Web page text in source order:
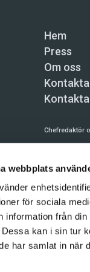
webbplats
för sociala
information från
kan i sin tur
har samlat in när
Hem
Press
Om oss
Chefredaktör
Kundtjänst
Användning
tillåten.